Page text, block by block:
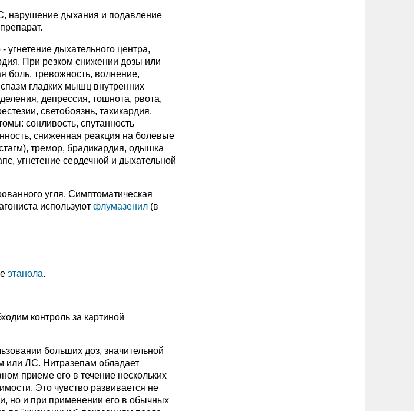
нарушение дыхания и подавление
дыхательного центра,
При резком снижении дозы или
боль, тревожность, волнение,
гладких мышц внутренних
депрессия, тошнота, рвота,
светобоязнь, тахикардия,
сонливость, спутанность
сниженная реакция на болевые
тремор, брадикардия, одышка
угнетение сердечной и дыхательной
угля. Симптоматическая
используют флумазенил (в
этанола.
контроль за картиной
больших доз, значительной
или ЛС. Нитразепам обладает
приеме его в течение нескольких
Это чувство развивается не
но и при применении его в обычных